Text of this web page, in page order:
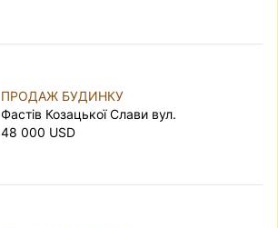
ПРОДАЖ БУДИНКУ
Фастів Козацької Слави вул.
48 000 USD